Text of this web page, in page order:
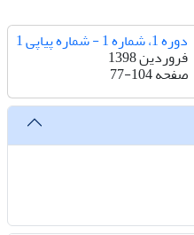
دوره 1، شماره 1 - شماره پیاپی 1
فروردین 1398
صفحه77-104